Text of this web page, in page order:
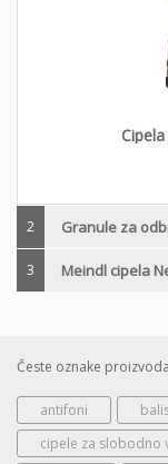
2 Granule za
3 Meindl cipela
Česte oznake proizvoda
antifoni
cipele za slobodno